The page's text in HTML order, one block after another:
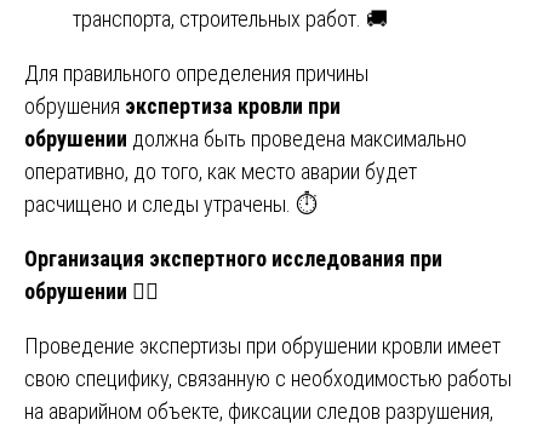
транспорта, строительных работ. 🚚
Для правильного определения причины
обрушения экспертиза кровли при
обрушении должна быть проведена максимально
оперативно, до того, как место аварии будет
расчищено и следы утрачены. ⏱️
Организация экспертного исследования при
обрушении 🕵️‍♂️
Проведение экспертизы при обрушении кровли имеет
свою специфику, связанную с необходимостью работы
на аварийном объекте, фиксации следов разрушения,